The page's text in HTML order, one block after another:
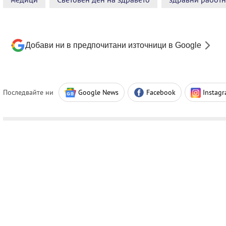
Добави ни в предпочитани източници в Google
Последвайте ни Google News Facebook